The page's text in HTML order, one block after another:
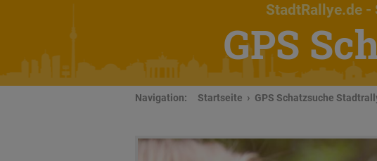
StadtRallye.de-
GPS
Navigation: Startseite GPS Schatzsuche